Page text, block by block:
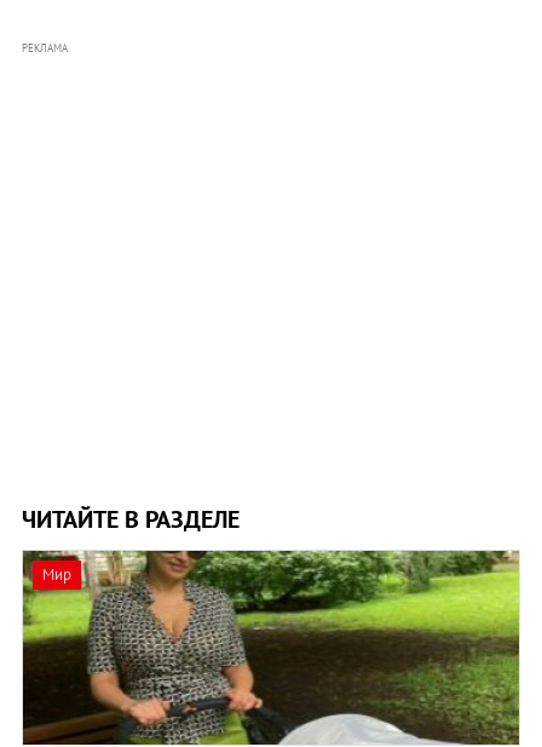
РЕКЛАМА
ЧИТАЙТЕ В РАЗДЕЛЕ
Мир